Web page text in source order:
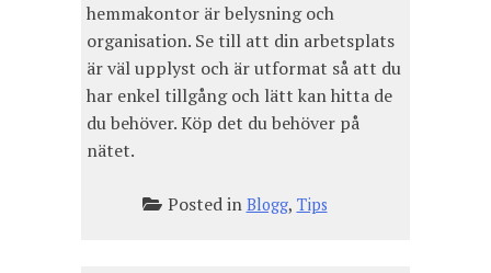
hemmakontor är belysning och
organisation. Se till att din arbetsplats
är väl upplyst och är utformat så att du
har enkel tillgång och lätt kan hitta de
du behöver. Köp det du behöver på
nätet.
Posted in Blogg, Tips